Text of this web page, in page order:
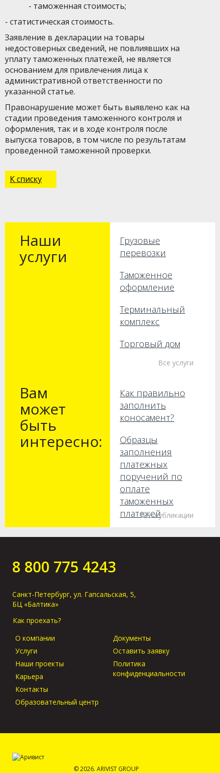
- таможенная стоимость;
- статистическая стоимость.
Заявление в декларации на товары
недостоверных сведений, не повлиявших на
уплату таможенных платежей, не является
основанием для привлечения лица к
административной ответственности по
указанной статье.
Правонарушение может быть выявлено как на
стадии проведения таможенного контроля и
оформления, так и в ходе контроля после
выпуска товаров, в том числе по результатам
проведенной таможенной проверки.
К списку
Наши
услуги
Грузовые
перевозки
Таможенное
оформление
Терминальный
комплекс
Торговый дом
Все услуги
Вам
может
быть
интересно:
Как правильно
заполнить
коносамент?
Образцы
заполнения
платежных
поручений по
оплате
таможенных
платежей
Как получить груз
Все публикации
8 800 775 4243
Санкт-Петербург, ул. Гапсальская, 5,
БЦ «Балтика»
Как проехать?
О компании
Услуги
Наши проекты
Карьера
Контакты
Образовательный центр
Документы
Оставить заявку
Политика
конфиденциальности
© 2026. ARIVIST GROUP